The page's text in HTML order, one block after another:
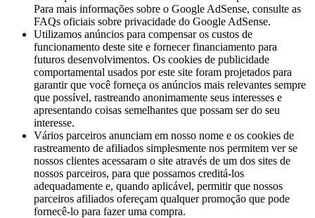
Para mais informações sobre o Google AdSense, consulte as
FAQs oficiais sobre privacidade do Google AdSense.
Utilizamos anúncios para compensar os custos de
funcionamento deste site e fornecer financiamento para
futuros desenvolvimentos. Os cookies de publicidade
comportamental usados ​​por este site foram projetados para
garantir que você forneça os anúncios mais relevantes sempre
que possível, rastreando anonimamente seus interesses e
apresentando coisas semelhantes que possam ser do seu
interesse.
Vários parceiros anunciam em nosso nome e os cookies de
rastreamento de afiliados simplesmente nos permitem ver se
nossos clientes acessaram o site através de um dos sites de
nossos parceiros, para que possamos creditá-los
adequadamente e, quando aplicável, permitir que nossos
parceiros afiliados ofereçam qualquer promoção que pode
fornecê-lo para fazer uma compra.